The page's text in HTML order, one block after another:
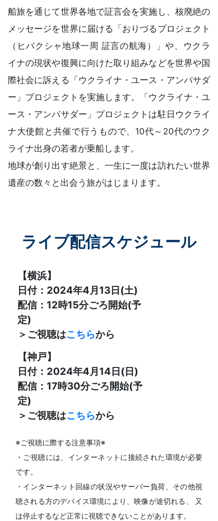
船旅を通じて世界各地で証言会を実施し、核廃絶の
メッセージを世界に届ける「おりづるプロジェクト
（ヒバクシャ地球一周 証言の航海）」や、ウクラ
イナの現状や復興に向けた取り組みなどを世界や国
際社会に訴える「ウクライナ・ユース・アンバサダ
ー」プロジェクトを実施します。「ウクライナ・ユ
ース・アンバサダー」プロジェクトは駐日ウクライ
ナ大使館と共催で行うもので、10代～20代のウク
ライナ出身の若者が乗船します。
地球が創り出す絶景と、一生に一度は訪れたい世界
遺産の数々と出会う旅がはじまります。
ライブ配信スケジュール
【横浜】
日付：2024年4月13日(土)
配信：12時15分ごろ開始(予
定)
＞ご視聴はこちらから
【神戸】
日付：2024年4月14日(日)
配信：17時30分ごろ開始(予
定)
＞ご視聴はこちらから
※ご視聴に際する注意事項※
・ご視聴には、インターネットに接続された環境が必要
です。
・インターネット回線の状況やサーバー負荷、その他視
聴される方のデバイス環境により、映像が途切れる、 又
は停止するなど正常に視聴できないことがあります。